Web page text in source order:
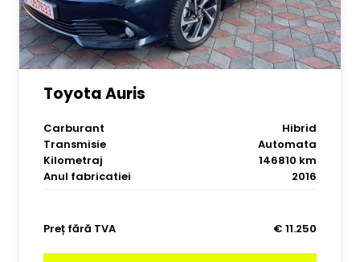
Toyota Auris
Carburant
Hibrid
Transmisie
Automata
Kilometraj
146810 km
Anul fabricatiei
2016
Preț fără TVA € 11.250